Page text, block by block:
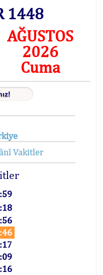
1448
AĞUSTOS
2026
Cuma
Vakitler